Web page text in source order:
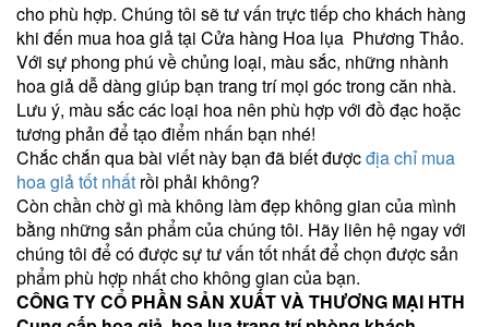
cho phù hợp. Chúng tôi sẽ tư vấn trực tiếp cho khách hàng
khi đến mua hoa giả tại Cửa hàng Hoa lụa Phương Thảo.
Với sự phong phú về chủng loại, màu sắc, những nhành
hoa giả dễ dàng giúp bạn trang trí mọi góc trong căn nhà.
Lưu ý, màu sắc các loại hoa nên phù hợp với đồ đạc hoặc
tương phản để tạo điểm nhấn bạn nhé!
Chắc chắn qua bài viết này bạn đã biết đượcđịa chỉ mua
hoa giả tốt nhất rồi phải không?
Còn chần chờ gì mà không làm đẹp không gian của mình
bằng những sản phẩm của chúng tôi. Hãy liên hệ ngay với
chúng tôi để có được sự tư vấn tốt nhất để chọn được sản
phẩm phù hợp nhất cho không gian của bạn.
CÔNG TY CỔ PHẦN SẢN XUẤT VÀ THƯƠNG MẠI HTH